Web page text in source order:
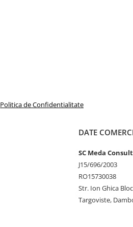
Politica de Confidentialitate
DATE
SC Meda Consult
J15/696/2003
RO15730038
Str. Ion Ghica
Targoviste,